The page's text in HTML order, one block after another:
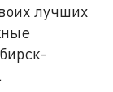
лучших